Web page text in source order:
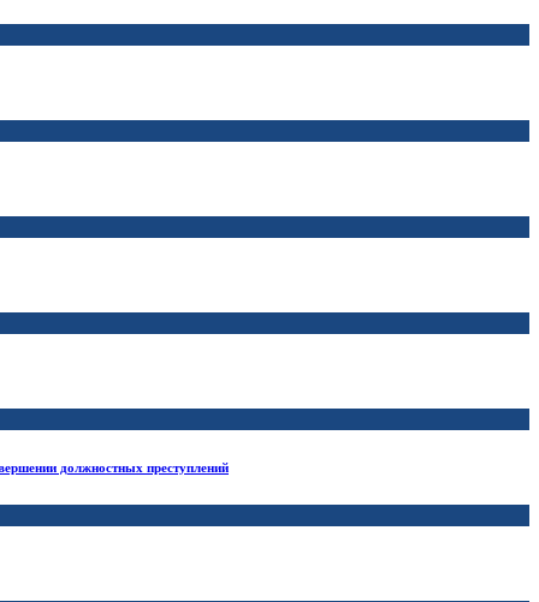
должностных преступлений